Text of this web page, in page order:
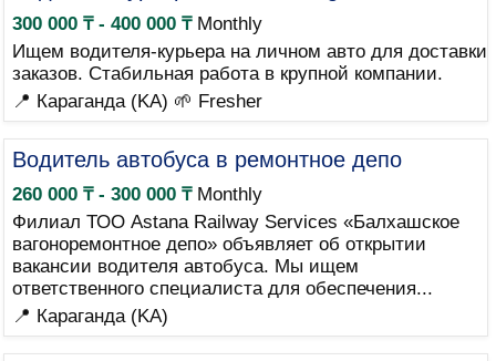
300 000 ₸ - 400 000 ₸Monthly
Ищем водителя-курьера на личном авто для доставки
заказов. Стабильная работа в крупной компании.
📍 Караганда (KA) 🌱 Fresher
Водитель автобуса в ремонтное депо
260 000 ₸ - 300 000 ₸Monthly
Филиал ТОО Astana Railway Services «Балхашское
вагоноремонтное депо» объявляет об открытии
вакансии водителя автобуса. Мы ищем
ответственного специалиста для обеспечения...
📍 Караганда (KA)